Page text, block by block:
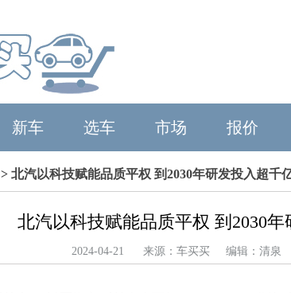
新车 选车 市场 报价
> 北汽以科技赋能品质平权 到2030年研发投入超千
北汽以科技赋能品质平权 到2030
2024-04-21 来源：车买买 编辑：清泉